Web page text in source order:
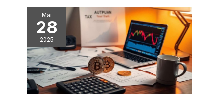
Mai
28
2025